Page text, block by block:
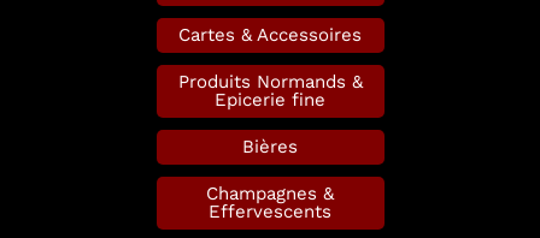
Cartes & Accessoires
Produits Normands &
Epicerie fine
Bières
Champagnes &
Effervescents